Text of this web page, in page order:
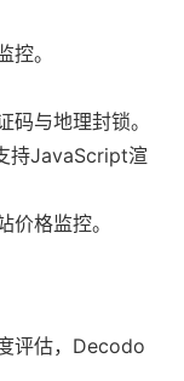
。
与地理封锁。
持JavaScript渲
格监控。
评估，Decodo